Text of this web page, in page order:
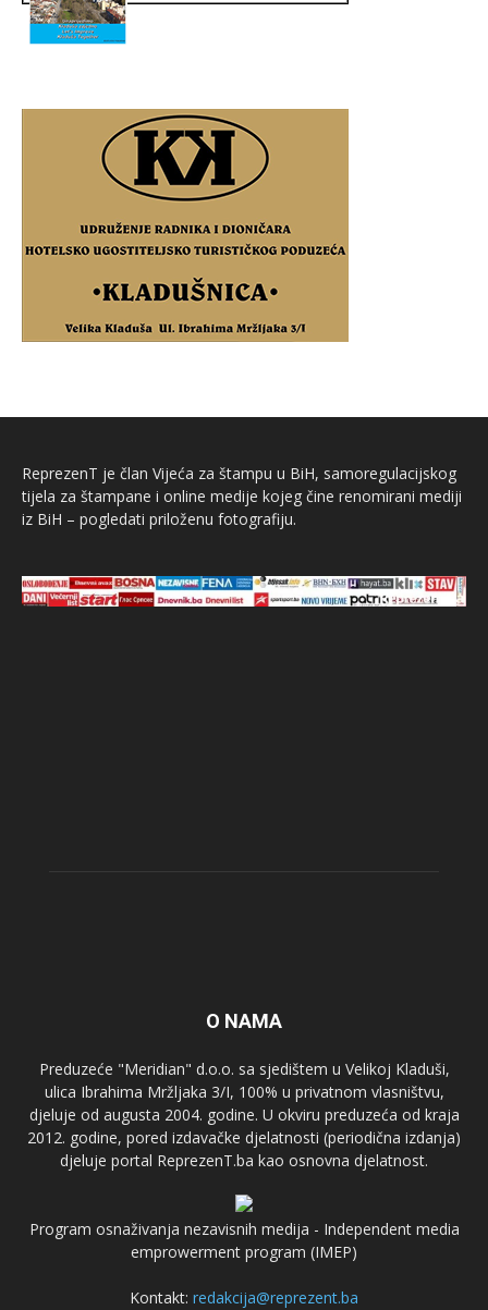
ReprezenT je član Vijeća za štampu u BiH, samoregulacijskog
tijela za štampane i online medije kojeg čine renomirani mediji
iz BiH – pogledati priloženu fotografiju.
O NAMA
Preduzeće "Meridian" d.o.o. sa sjedištem u Velikoj Kladuši,
ulica Ibrahima Mržljaka 3/I, 100% u privatnom vlasništvu,
djeluje od augusta 2004. godine. U okviru preduzeća od kraja
2012. godine, pored izdavačke djelatnosti (periodična izdanja)
djeluje portal ReprezenT.ba kao osnovna djelatnost.
Program osnaživanja nezavisnih medija - Independent media
emprowerment program (IMEP)
Kontakt: redakcija@reprezent.ba